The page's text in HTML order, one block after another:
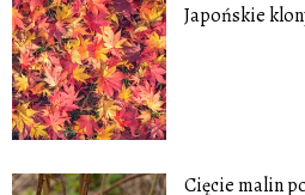
Japońskie
Cięcie malin